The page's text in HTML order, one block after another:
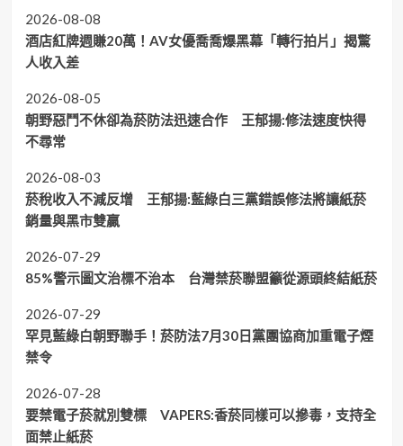
2026-08-08
酒店紅牌週賺20萬！AV女優喬喬爆黑幕「轉行拍片」揭驚
人收入差
2026-08-05
朝野惡鬥不休卻為菸防法迅速合作 王郁揚:修法速度快得
不尋常
2026-08-03
菸稅收入不減反增 王郁揚:藍綠白三黨錯誤修法將讓紙菸
銷量與黑市雙贏
2026-07-29
85%警示圖文治標不治本 台灣禁菸聯盟籲從源頭終結紙菸
2026-07-29
罕見藍綠白朝野聯手！菸防法7月30日黨團協商加重電子煙
禁令
2026-07-28
要禁電子菸就別雙標 VAPERS:香菸同樣可以摻毒，支持全
面禁止紙菸